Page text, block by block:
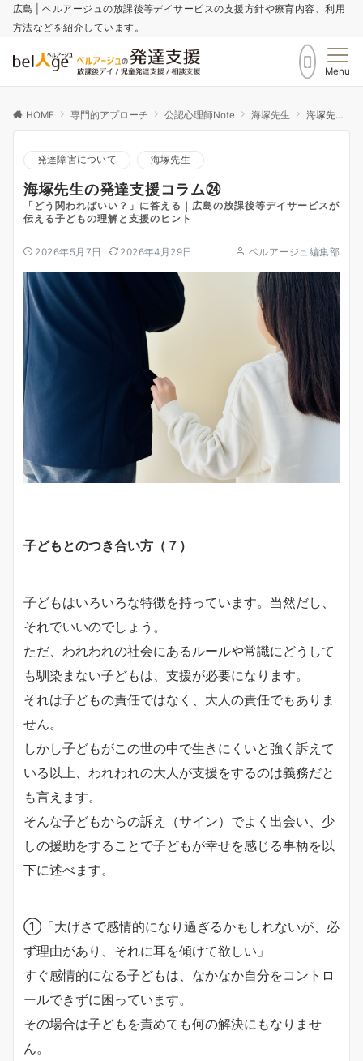
広島 | ベルアージュの放課後等デイサービスの支援方針や療育内容、利用
方法などを紹介しています。
Menu
HOME 専門的アプローチ 公認心理師Note 海塚先生 海塚先生の発達支援コラム㉔
発達障害について 海塚先生
海塚先生の発達支援コラム㉔
「どう関わればいい？」に答える｜広島の放課後等デイサービスが
伝える子どもの理解と支援のヒント
2026年5月7日 2026年4月29日 ベルアージュ編集部
子どもとのつき合い方（７）
子どもはいろいろな特徴を持っています。当然だし、
それでいいのでしょう。
ただ、われわれの社会にあるルールや常識にどうして
も馴染まない子どもは、支援が必要になります。
それは子どもの責任ではなく、大人の責任でもありま
せん。
しかし子どもがこの世の中で生きにくいと強く訴えて
いる以上、われわれの大人が支援をするのは義務だと
も言えます。
そんな子どもからの訴え（サイン）でよく出会い、少
しの援助をすることで子どもが幸せを感じる事柄を以
下に述べます。
①「大げさで感情的になり過ぎるかもしれないが、必
ず理由があり、それに耳を傾けて欲しい」
すぐ感情的になる子どもは、なかなか自分をコントロ
ールできずに困っています。
その場合は子どもを責めても何の解決にもなりませ
ん。